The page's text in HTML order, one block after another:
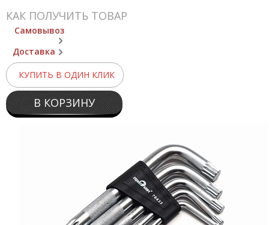
КАК ПОЛУЧИТЬ ТОВАР
Самовывоз
Доставка
КУПИТЬ В ОДИН КЛИК
В КОРЗИНУ